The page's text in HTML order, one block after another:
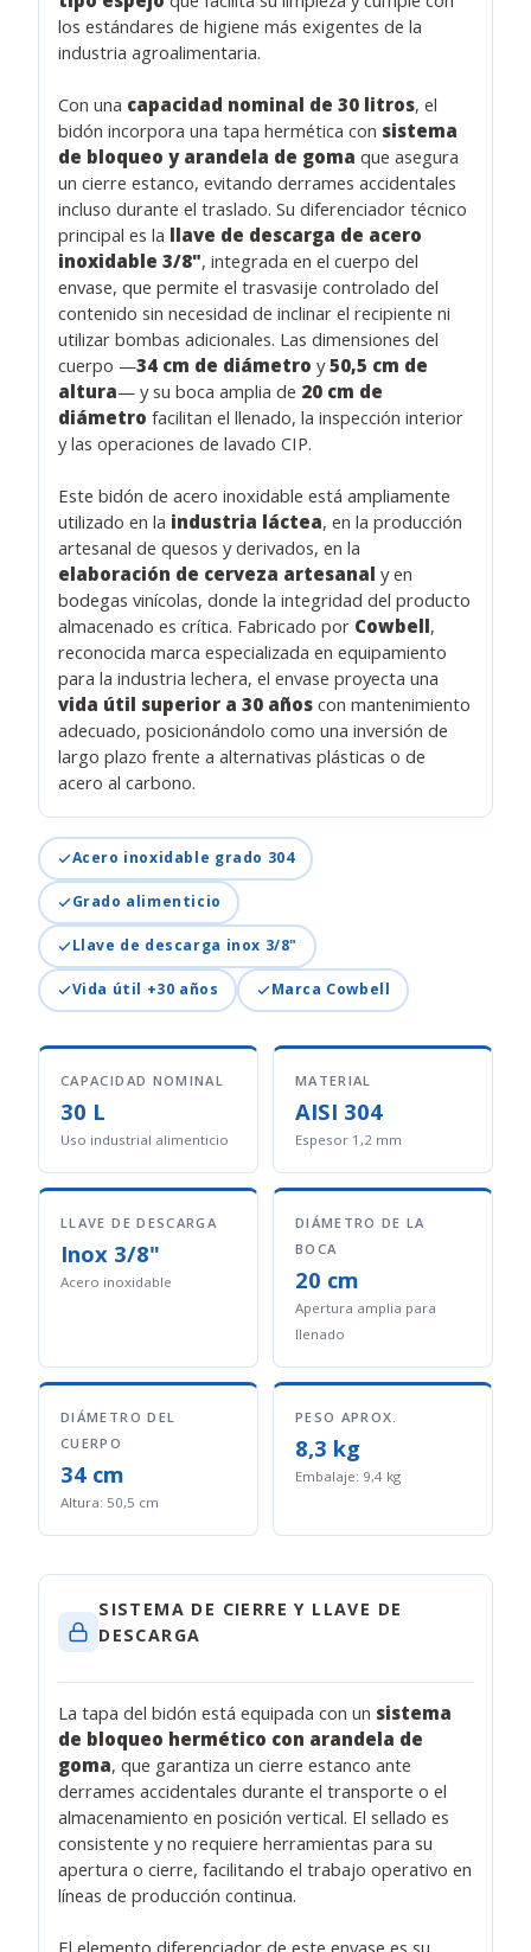
los estándares de higiene más exigentes de la
industria agroalimentaria.
Con una capacidad nominal de 30 litros, el
bidón incorpora una tapa hermética con sistema
de bloqueo y arandela de goma que asegura
un cierre estanco, evitando derrames accidentales
incluso durante el traslado. Su diferenciador técnico
principal es la llave de descarga de acero
inoxidable 3/8", integrada en el cuerpo del
envase, que permite el trasvasije controlado del
contenido sin necesidad de inclinar el recipiente ni
utilizar bombas adicionales. Las dimensiones del
cuerpo —34 cm de diámetro y50,5 cm de
altura— y su boca amplia de 20 cm de
diámetro facilitan el llenado, la inspección interior
y las operaciones de lavado CIP.
Este bidón de acero inoxidable está ampliamente
utilizado en la industria láctea, en la producción
artesanal de quesos y derivados, en la
elaboración de cerveza artesanal y en
bodegas vinícolas, donde la integridad del producto
almacenado es crítica. Fabricado por Cowbell,
reconocida marca especializada en equipamiento
para la industria lechera, el envase proyecta una
vida útil superior a 30 años con mantenimiento
adecuado, posicionándolo como una inversión de
largo plazo frente a alternativas plásticas o de
acero al carbono.
Acero inoxidable grado 304
Grado alimenticio
Llave de descarga inox 3/8"
Vida útil +30 años Marca Cowbell
CAPACIDAD NOMINAL
30 L
Uso industrial alimenticio
MATERIAL
AISI 304
Espesor 1,2 mm
LLAVE DE DESCARGA
Inox 3/8"
Acero inoxidable
DIÁMETRO DE LA
BOCA
20 cm
Apertura amplia para
llenado
DIÁMETRO DEL
CUERPO
34 cm
Altura: 50,5 cm
PESO APROX.
8,3 kg
Embalaje: 9,4 kg
SISTEMA DE CIERRE Y LLAVE DE
DESCARGA
La tapa del bidón está equipada con un sistema
de bloqueo hermético con arandela de
goma, que garantiza un cierre estanco ante
derrames accidentales durante el transporte o el
almacenamiento en posición vertical. El sellado es
consistente y no requiere herramientas para su
apertura o cierre, facilitando el trabajo operativo en
líneas de producción continua.
El elemento diferenciador de este envase es su